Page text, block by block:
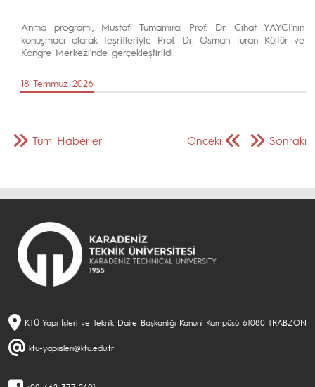
Anma programı, Müstafi Tümamiral Prof. Dr. Cihat YAYCI'nın
konuşmacı olarak teşrifleriyle Prof. Dr. Osman Turan Kültür ve
Kongre Merkezi'nde gerçekleştirildi.
18 Temmuz 2026
Önceki Sonraki
Tüm Haberler
KTÜ Yapı İşleri ve Teknik Daire Başkanlığı Kanuni Kampüsü 61080 TRABZON
ktu-yapiisleri@ktu.edu.tr